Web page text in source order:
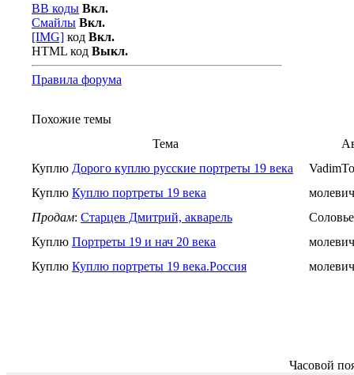
BB коды Вкл.
Смайлы Вкл.
[IMG] код Вкл.
HTML код Выкл.
Правила форума
Похожие темы
Тема
Куплю Дорого куплю русские портреты 19 века
Куплю Куплю портреты 19 века
молевич
Продам: Старцев Дмитрий, акварель
Куплю Портреты 19 и нач 20 века
молевич
Куплю Куплю портреты 19 века.Россия молевич
Часовой